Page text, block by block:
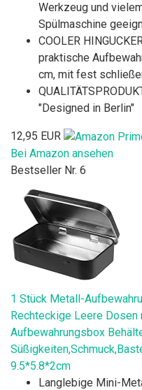
Werkzeug und
Spülmaschine
COOLER
praktische
cm, mit fest
"Designed in Berlin"
12,95 EUR
Bei Amazon ansehen
Bestseller Nr. 6
1 Stück Metall-
Rechteckige Leere
Aufbewahrungsbox
9.5*5.8*2cm
Langlebige Mini-